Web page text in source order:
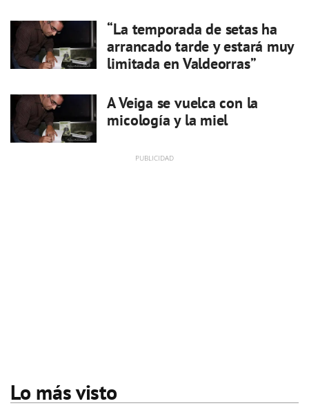
“La temporada de setas ha
arrancado tarde y estará muy
limitada en Valdeorras”
A Veiga se vuelca con la
micología y la miel
Lo más visto